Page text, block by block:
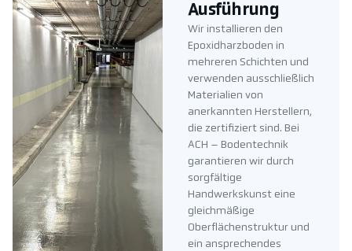
Ausführung
Wir installieren den
Epoxidharzboden in
mehreren Schichten und
verwenden ausschließlich
Materialien von
anerkannten Herstellern,
die zertifiziert sind. Bei
ACH – Bodentechnik
garantieren wir durch
sorgfältige
Handwerkskunst eine
gleichmäßige
Oberflächenstruktur und
ein ansprechendes